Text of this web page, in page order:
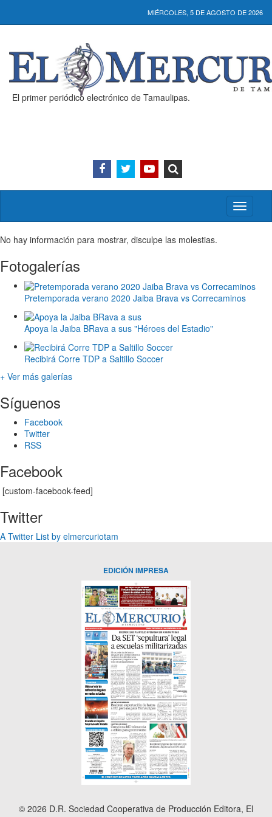
MIÉRCOLES, 5 DE AGOSTO DE 2026
El primer periódico electrónico de Tamaulipas.
Activar/
menú
No hay información para mostrar, disculpe las molestias.
Fotogalerías
Pretemporada verano 2020 Jaiba Brava vs Correcaminos
Apoya la Jaiba BRava a sus "Héroes del Estadio"
Recibirá Corre TDP a Saltillo Soccer
+ Ver más galerías
Síguenos
Facebook
Twitter
RSS
Facebook
[custom-facebook-feed]
Twitter
A Twitter List by elmercuriotam
EDICIÓN IMPRESA
© 2026 D.R. Sociedad Cooperativa de Producción Editora, El